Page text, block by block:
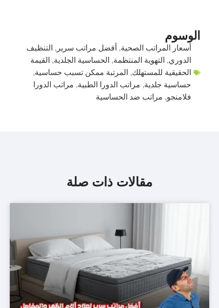
الوسوم
أسعار المراتب الصحية, أفضل مراتب سرير , التنظيف
الدوري, التهوية المنتظمة, الحساسية الجلدية, القيمة
الحقيقية للمستهلك, المرتبة ممكن تسبب حساسية,
حساسية جلدية, مراتب الدورا الطبية, مراتب الدورا
فلامنجو, مراتب ضد الحساسية
مقالات ذات صلة